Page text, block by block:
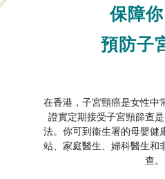
保障
預防⼦
在香港，子宮頸癌是女性中
證實定期接受子宮頸篩查
法。你可到衞生署的母嬰健
站、家庭醫生、婦科醫生和
查。